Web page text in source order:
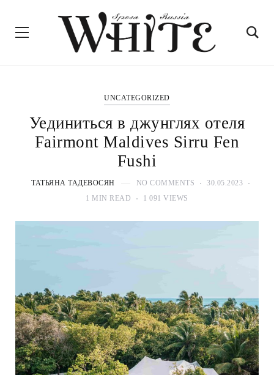
UNCATEGORIZED
Уединиться в джунглях отеля
Fairmont Maldives Sirru Fen
Fushi
ТАТЬЯНА ТАДЕВОСЯН NO COMMENTS
30.05.2023
1 MIN READ
1 091 VIEWS